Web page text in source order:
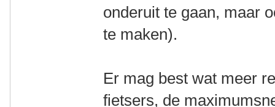
onderuit te gaan, maar
te maken).
Er mag best wat meer
fietsers, de